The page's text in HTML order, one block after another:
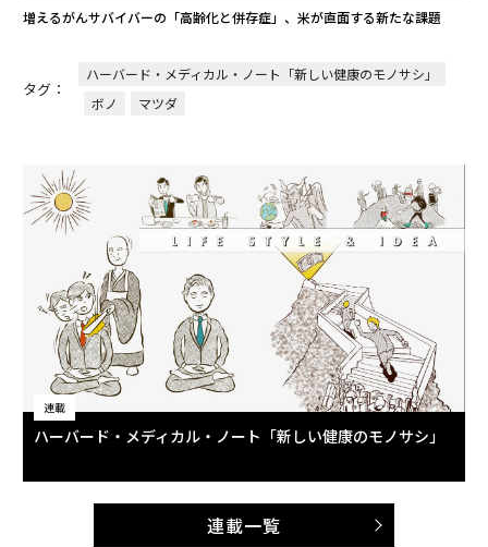
増えるがんサバイバーの「高齢化と併存症」、米が直面する新たな課題
タグ：
ハーバード・メディカル・ノート「新しい健康のモノサシ」
ボノ
マツダ
連載
ハーバード・メディカル・ノート「新しい健康のモノサシ」
連載一覧